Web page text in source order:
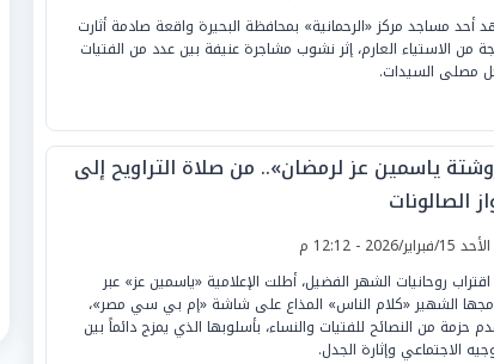
أحد مساجد مركز «الرحمانية» بمحافظة البحيرة واقعة صادمة أثارت
من الاستياء العارم، إثر نشوب مشاجرة عنيفة بين عدد من الفتيات
مصلى السيدات.
ياسمين عز لرمضان».. من صلاة التراويح إلى
الصالونات
الأحد 15/فبراير/2026 - 12:12 م
روحانيات الشهر الفضيل، أطلت الإعلامية «ياسمين عز» عبر
الشهير «كلام الناس» المذاع على شاشة «إم بي سي مصر»،
حزمة من النصائح للفتيات والنساء، بأسلوبها الذي يمزج دائماً بين
الاجتماعي وإثارة الجدل.